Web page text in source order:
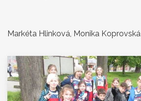
Markéta Hlinková, Monika Koprovská